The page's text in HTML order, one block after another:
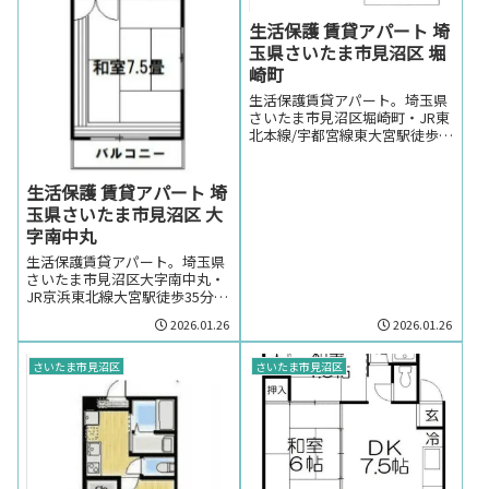
生活保護 賃貸アパート 埼
玉県さいたま市見沼区 大
字南中丸
生活保護賃貸アパート。埼玉県
さいたま市見沼区大字南中丸・
JR京浜東北線大宮駅徒歩35分
(バス10分)の生活保護の方でも
賃貸可能なアパート。埼玉県さ
いたま市見沼区大字南中丸・JR
京浜東北線大宮駅周辺のお部屋
を探しの方はお気軽にお問い合
わせください。
2026.01.26
生活保護 賃貸アパート 埼
玉県さいたま市見沼区 堀
崎町
生活保護賃貸アパート。埼玉県
さいたま市見沼区堀崎町・JR東
北本線/宇都宮線東大宮駅徒歩
2026.01.26
さいたま市見沼区 さいたま市見沼区